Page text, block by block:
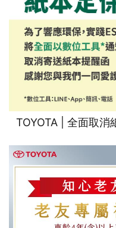
TOYOTA | 全面取